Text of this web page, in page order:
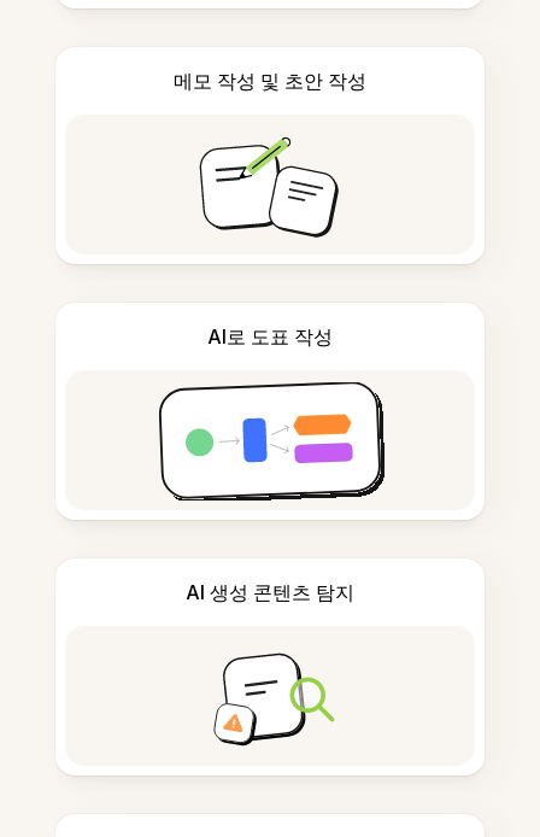
메모 작성 및 초안 작성
AI로 도표 작성
AI 생성 콘텐츠 탐지